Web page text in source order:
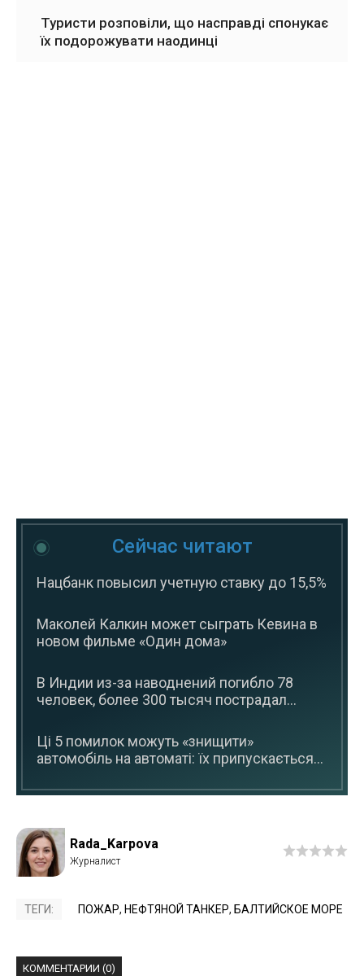
Туристи розповіли, що насправді спонукає
їх подорожувати наодинці
Сейчас читают
Нацбанк повысил учетную ставку до 15,5%
Маколей Калкин может сыграть Кевина в
новом фильме «Один дома»
В Индии из-за наводнений погибло 78
человек, более 300 тысяч пострадал...
Ці 5 помилок можуть «знищити»
автомобіль на автоматі: їх припускається...
Rada_Karpova
ТЕГИ: ПОЖАР, НЕФТЯНОЙ ТАНКЕР, БАЛТИЙСКОЕ МОРЕ
КОММЕНТАРИИ (0)